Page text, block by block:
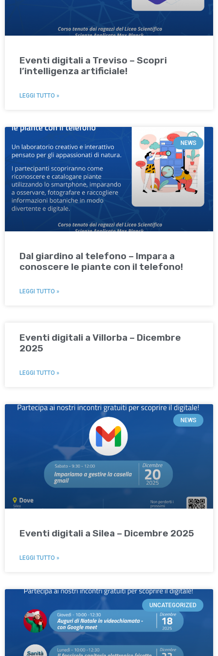
Eventi digitali a Treviso – Scopri
l’intelligenza artificiale!
LEGGI TUTTO »
NEWS
Dal giardino al telefono – Impara a
conoscere le piante con il telefono!
LEGGI TUTTO »
Eventi digitali a Villorba – Dicembre
2025
LEGGI TUTTO »
NEWS
Eventi digitali a Silea – Dicembre 2025
LEGGI TUTTO »
UNCATEGORIZED